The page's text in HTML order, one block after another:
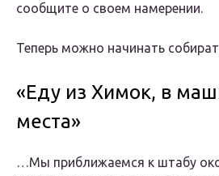
сообщите о своем намерении.
Теперь можно начинать
«Еду из Химок, в
места»
…Мы приближаемся к штабу